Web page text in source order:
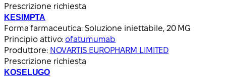
Prescrizione richiesta
KESIMPTA
Forma farmaceutica: Soluzione iniettabile, 20 MG
Principio attivo: ofatumumab
Produttore: NOVARTIS EUROPHARM LIMITED
Prescrizione richiesta
KOSELUGO